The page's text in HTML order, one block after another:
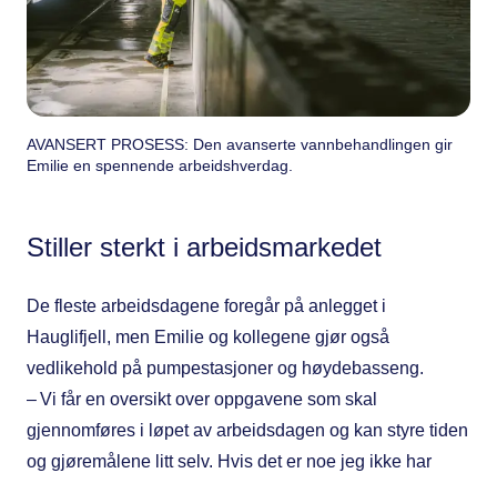
AVANSERT PROSESS: Den avanserte vannbehandlingen gir
Emilie en spennende arbeidshverdag.
Stiller sterkt i arbeidsmarkedet
De fleste arbeidsdagene foregår på anlegget i
Hauglifjell, men Emilie og kollegene gjør også
vedlikehold på pumpestasjoner og høydebasseng.
– Vi får en oversikt over oppgavene som skal
gjennomføres i løpet av arbeidsdagen og kan styre tiden
og gjøremålene litt selv. Hvis det er noe jeg ikke har